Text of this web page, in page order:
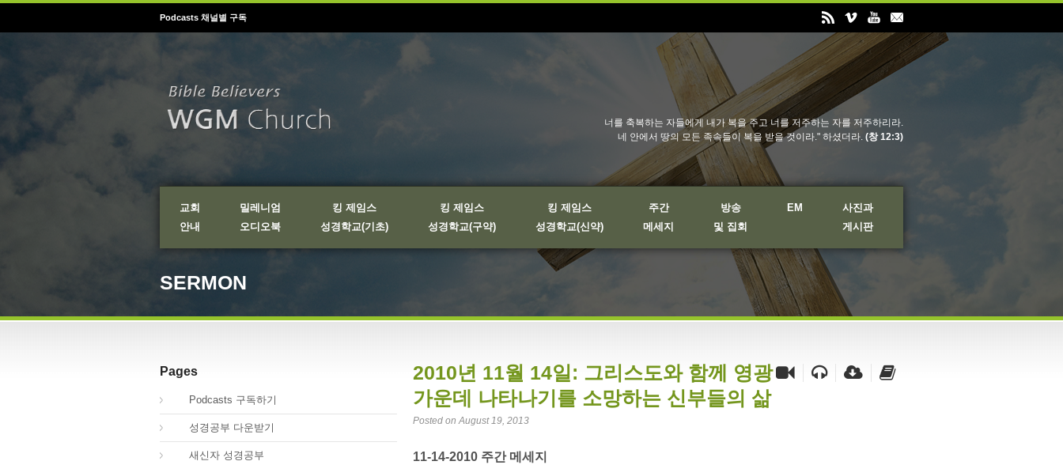
Podcasts 채널별 구독
너를 축복하는 자들에게 내가 복을 주고 너를 저주하는 자를 저주하리라.
네 안에서 땅의 모든 족속들이 복을 받을 것이라." 하셨더라. (창 12:3)
교회
안내
밀레니엄
오디오북
킹 제임스
성경학교(기초)
킹 제임스
성경학교(구약)
킹 제임스
성경학교(신약)
주간
메세지
방송
및 집회
EM
사진과
게시판
SERMON
2010년 11월 14일: 그리스도와 함께 영광
가운데 나타나기를 소망하는 신부들의 삶
Posted on August 19, 2013
11-14-2010 주간 메세지
Pages
Podcasts 구독하기
성경공부 다운받기
새신자 성경공부